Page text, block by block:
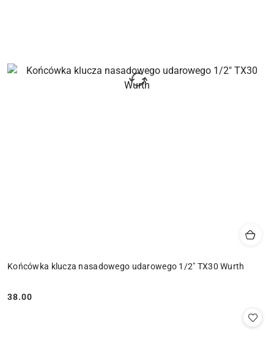
Końcówka klucza nasadowego udarowego 1/2" TX30 Wurth
Cena:
38.00